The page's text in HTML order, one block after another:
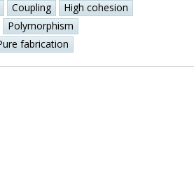
Coupling
High cohesion
Polymorphism
fabrication